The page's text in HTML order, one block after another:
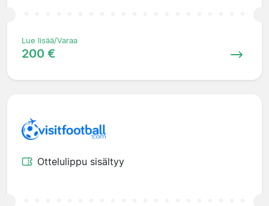
Lue lisää/Varaa
200 €
Ottelulippu sisältyy